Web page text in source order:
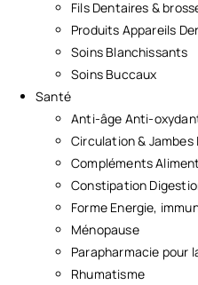
Fils Dentaires &
Produits Appareils
Soins Blanchissants
Soins Buccaux
Santé
Anti-âge Anti-
Circulation & Jambes
Compléments
Constipation
Forme Energie,
Ménopause
Parapharmacie pour
Rhumatisme